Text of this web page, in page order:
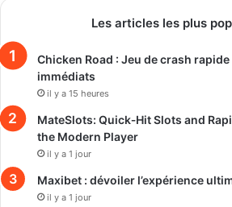
Les articles les plus
Chicken Road : Jeu de crash
immédiats
il y a 15 heures
MateSlots: Quick‑Hit Slots and
the Modern Player
il y a 1 jour
Maxibet : dévoiler l’expérience
il y a 1 jour